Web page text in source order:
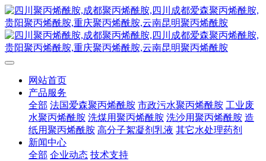
网站首页
产品服务
全部 法国爱森聚丙烯酰胺 市政污水聚丙烯酰胺 工业废
水聚丙烯酰胺 洗煤用聚丙烯酰胺 洗沙用聚丙烯酰胺 造
纸用聚丙烯酰胺 高分子絮凝剂乳液 其它水处理药剂
新闻中心
全部 企业动态 技术支持